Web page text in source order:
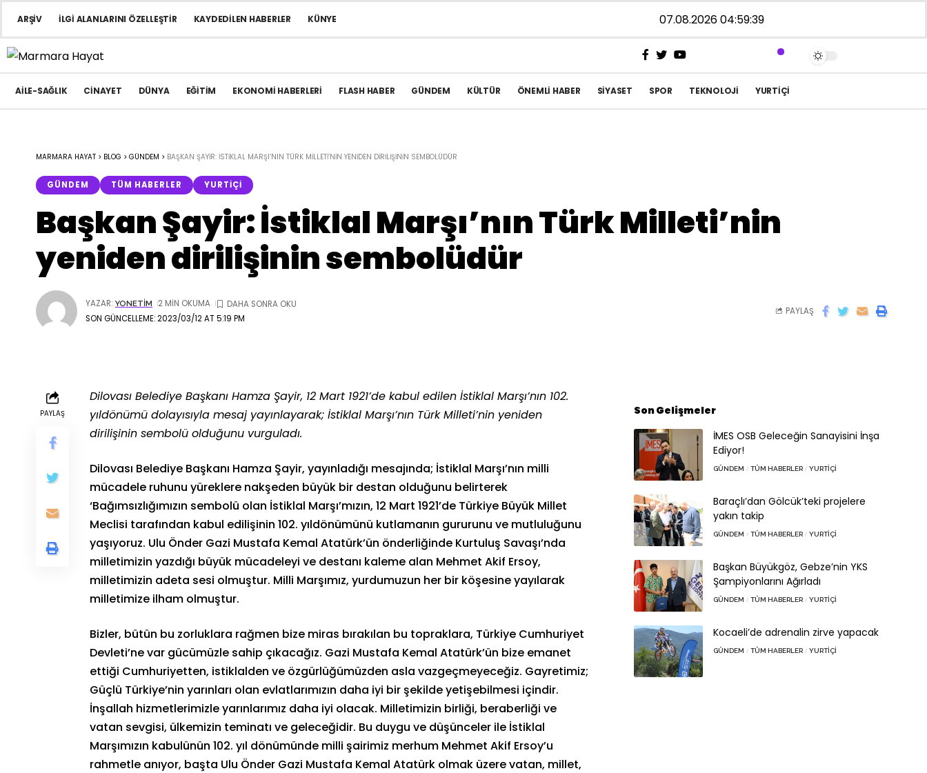
ARŞIV İLGI ALANLARINI ÖZELLEŞTIR KAYDEDILEN HABERLER KÜNYE 07.08.2026 04:59:39
AILE-SAĞLIK CINAYET DÜNYA EĞITIM EKONOMI HABERLERI FLASH HABER GÜNDEM KÜLTÜR ÖNEMLI HABER SIYASET SPOR TEKNOLOJI YURTIÇI
MARMARA HAYAT > BLOG > GÜNDEM > BAŞKAN ŞAYIR: İSTIKLAL MARŞI’NIN TÜRK MILLETI’NIN YENIDEN DIRILIŞININ SEMBOLÜDÜR
GÜNDEM TÜM HABERLER YURTIÇI
Başkan Şayir: İstiklal Marşı’nın Türk Milleti’nin
yeniden dirilişinin sembolüdür
SON GÜNCELLEME: 2023/03/12 AT 5:19 PM
YAZAR: YONETIM 2 MIN OKUMA
PAYLAŞ
PAYLAŞ
Dilovası Belediye Başkanı Hamza Şayir, 12 Mart 1921’de kabul edilen İstiklal Marşı’nın 102.
yıldönümü dolayısıyla mesaj yayınlayarak; İstiklal Marşı’nın Türk Milleti’nin yeniden
dirilişinin sembolü olduğunu vurguladı.
Dilovası Belediye Başkanı Hamza Şayir, yayınladığı mesajında; İstiklal Marşı’nın milli
mücadele ruhunu yüreklere nakşeden büyük bir destan olduğunu belirterek
‘Bağımsızlığımızın sembolü olan İstiklal Marşı’mızın, 12 Mart 1921’de Türkiye Büyük Millet
Meclisi tarafından kabul edilişinin 102. yıldönümünü kutlamanın gururunu ve mutluluğunu
yaşıyoruz. Ulu Önder Gazi Mustafa Kemal Atatürk’ün önderliğinde Kurtuluş Savaşı’nda
milletimizin yazdığı büyük mücadeleyi ve destanı kaleme alan Mehmet Akif Ersoy,
milletimizin adeta sesi olmuştur. Milli Marşımız, yurdumuzun her bir köşesine yayılarak
milletimize ilham olmuştur.
Bizler, bütün bu zorluklara rağmen bize miras bırakılan bu topraklara, Türkiye Cumhuriyet
Devleti’ne var gücümüzle sahip çıkacağız. Gazi Mustafa Kemal Atatürk’ün bize emanet
ettiği Cumhuriyetten, istiklalden ve özgürlüğümüzden asla vazgeçmeyeceğiz. Gayretimiz;
Güçlü Türkiye’nin yarınları olan evlatlarımızın daha iyi bir şekilde yetişebilmesi içindir.
İnşallah hizmetlerimizle yarınlarımız daha iyi olacak. Milletimizin birliği, beraberliği ve
vatan sevgisi, ülkemizin teminatı ve geleceğidir. Bu duygu ve düşünceler ile İstiklal
Marşımızın kabulünün 102. yıl dönümünde milli şairimiz merhum Mehmet Akif Ersoy’u
rahmetle anıyor, başta Ulu Önder Gazi Mustafa Kemal Atatürk olmak üzere vatan, millet,
Son Gelişmeler
İMES OSB Geleceğin Sanayisini İnşa
Ediyor!
GÜNDEM TÜM HABERLER YURTIÇI
Baraçlı’dan Gölcük’teki projelere
yakın takip
GÜNDEM TÜM HABERLER YURTIÇI
Başkan Büyükgöz, Gebze’nin YKS
Şampiyonlarını Ağırladı
GÜNDEM TÜM HABERLER YURTIÇI
Kocaeli’de adrenalin zirve yapacak
GÜNDEM TÜM HABERLER YURTIÇI